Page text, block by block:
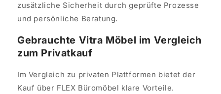
zusätzliche Sicherheit durch geprüfte Prozesse
und persönliche Beratung.
Gebrauchte Vitra Möbel im Vergleich
zum Privatkauf
Im Vergleich zu privaten Plattformen bietet der
Kauf über FLEX Büromöbel klare Vorteile.